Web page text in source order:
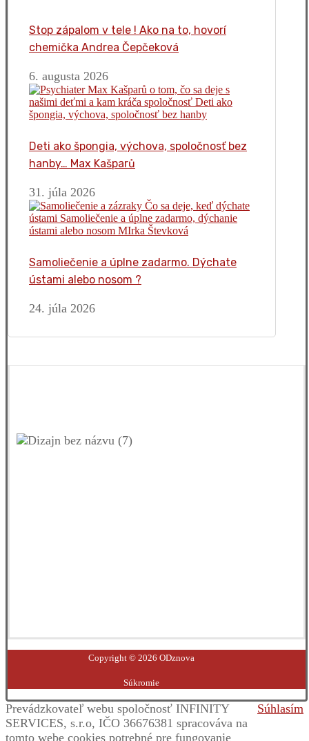
Stop zápalom v tele ! Ako na to, hovorí
chemička Andrea Čepčeková
6. augusta 2026
Deti ako špongia, výchova, spoločnosť bez
hanby… Max Kašparů
31. júla 2026
Samoliečenie a úplne zadarmo. Dýchate
ústami alebo nosom ?
24. júla 2026
Copyright © 2026 ODznova
Súkromie
Prevádzkovateľ webu spoločnosť INFINITY
SERVICES, s.r.o, IČO 36676381 spracováva na
tomto webe cookies potrebné pre fungovanie
Súhlasím